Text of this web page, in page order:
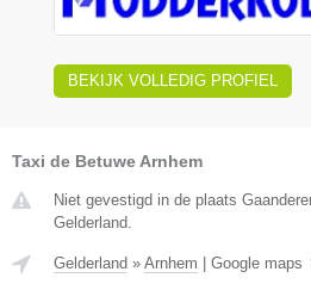
BEKIJK VOLLEDIG PROFIEL
Taxi de Betuwe Arnhem
Niet gevestigd in de plaats
Gelderland.
Gelderland » Arnhem Google maps